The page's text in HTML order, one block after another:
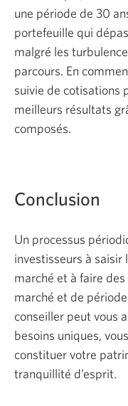
une période de 30
portefeuille qui
malgré les
parcours. En
suivie de cotisations
meilleurs résultats
composés.
Conclusion
Un processus
investisseurs à
marché et à faire
marché et de
conseiller peut vous
besoins uniques,
constituer votre
tranquillité d’esprit.